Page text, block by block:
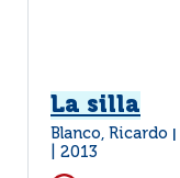
La silla
Blanco, Ricardo
2013